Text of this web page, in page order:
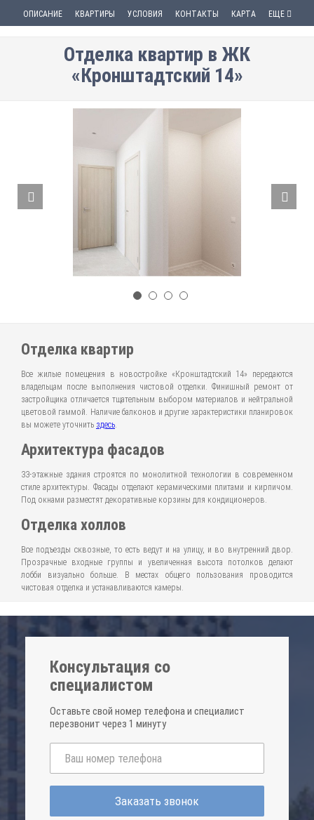
ОПИСАНИЕ КВАРТИРЫ УСЛОВИЯ КОНТАКТЫ КАРТА ЕЩЕ
Отделка квартир в ЖК
«Кронштадтский 14»
Отделка квартир
Все жилые помещения в новостройке «Кронштадтский 14» передаются
владельцам после выполнения чистовой отделки. Финишный ремонт от
застройщика отличается тщательным выбором материалов и нейтральной
цветовой гаммой. Наличие балконов и другие характеристики планировок
вы можете уточнить здесь.
Архитектура фасадов
33-этажные здания строятся по монолитной технологии в современном
стиле архитектуры. Фасады отделают керамическими плитами и кирпичом.
Под окнами разместят декоративные корзины для кондиционеров.
Отделка холлов
Все подъезды сквозные, то есть ведут и на улицу, и во внутренний двор.
Прозрачные входные группы и увеличенная высота потолков делают
лобби визуально больше. В местах общего пользования проводится
чистовая отделка и устанавливаются камеры.
Консультация со
специалистом
Оставьте свой номер телефона и специалист
перезвонит через 1 минуту
Заказать звонок